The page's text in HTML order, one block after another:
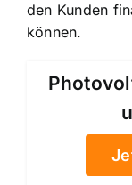
den Kunden
können.